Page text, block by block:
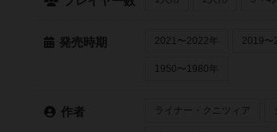
発売時期 2021〜2022年 2019〜
1950〜1980年
作者 ライナー・クニツィア